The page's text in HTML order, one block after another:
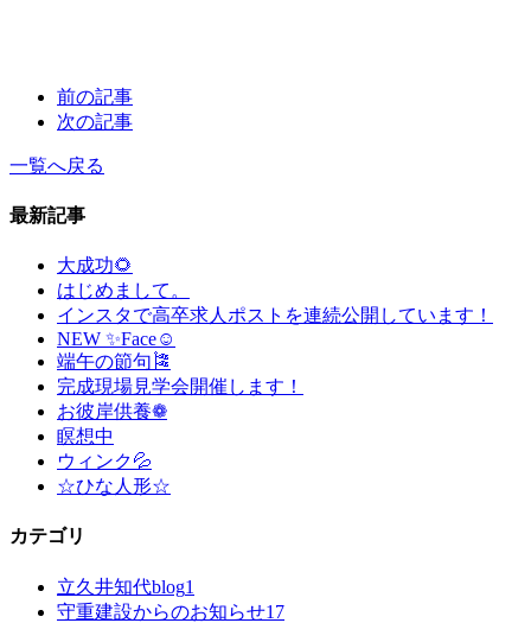
前の記事
次の記事
一覧へ戻る
最新記事
大成功🌻
はじめまして。
インスタで高卒求人ポストを連続公開しています！
NEW ✨Face☺
端午の節句🎏
完成現場見学会開催します！
お彼岸供養❁
瞑想中
ウィンク💦
☆ひな人形☆
カテゴリ
立久井知代blog1
守重建設からのお知らせ17